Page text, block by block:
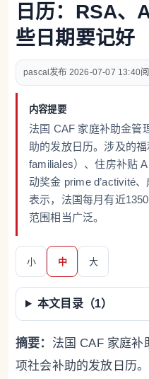
日历：RSA、
些日期要记好
pascal 2026-07-07 13:40
内容提要
法国 CAF 家庭补助金管
助的发放日历。涉及的
familiales）、住房补贴
动奖金 prime d’activité
表示，法国每月有近
范围相当广泛。
小 中 大
本文目录（1）
摘要： 法国 CAF 家庭补
项社会补助的发放日历